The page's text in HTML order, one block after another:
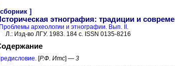
]
этнография: традиции и
Проблемы археологии и этнографии. Вып. II.
Л.: Изд-во ЛГУ. 1983. 184 с. ISSN 0135-8216
[Р.Ф. Итс] — 3